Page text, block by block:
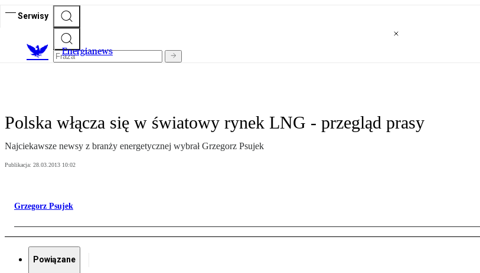
Serwisy
Energianews
Polska włącza się w światowy rynek LNG - przegląd prasy
Najciekawsze newsy z branży energetycznej wybrał Grzegorz Psujek
Publikacja: 28.03.2013 10:02
Grzegorz Psujek
Powiązane